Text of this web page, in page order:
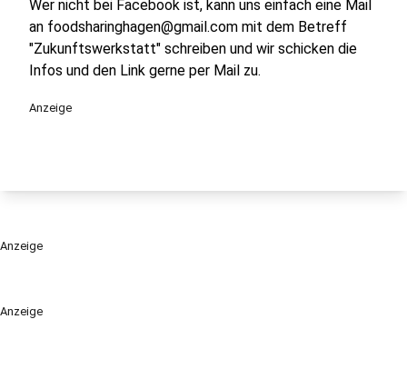
Anzeige
Wer nicht bei Facebook ist, kann uns einfach eine Mail
an foodsharinghagen@gmail.com mit dem Betreff
"Zukunftswerkstatt" schreiben und wir schicken die
Infos und den Link gerne per Mail zu.
Anzeige
Anzeige